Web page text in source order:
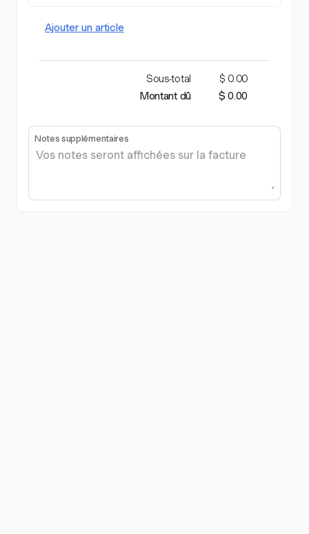
Ajouter un article
Sous-total
$ 0.00
Montant dû
$ 0.00
Notes supplémentaires